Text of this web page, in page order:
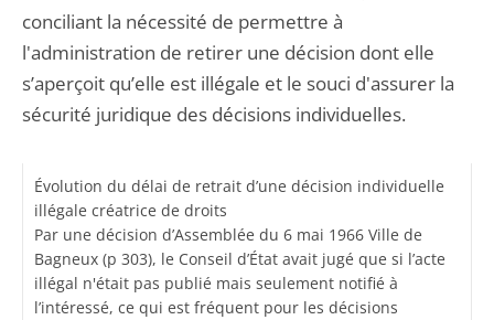
conciliant la nécessité de permettre à
l'administration de retirer une décision dont elle
s’aperçoit qu’elle est illégale et le souci d'assurer la
sécurité juridique des décisions individuelles.
Évolution du délai de retrait d’une décision individuelle
illégale créatrice de droits
Par une décision d’Assemblée du 6 mai 1966 Ville de
Bagneux (p 303), le Conseil d’État avait jugé que si l’acte
illégal n'était pas publié mais seulement notifié à
l’intéressé, ce qui est fréquent pour les décisions